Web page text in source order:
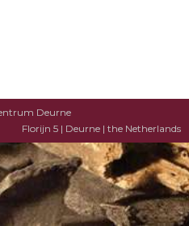
Deurne
Florijn 5 | Deurne | the Netherlands